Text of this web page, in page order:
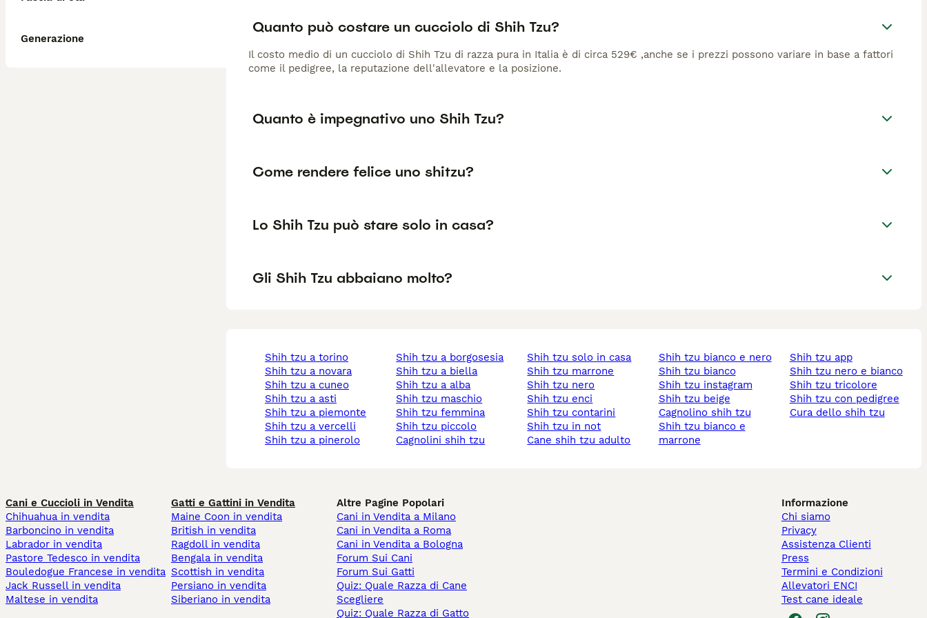
Generazione
Quanto può costare un cucciolo di Shih Tzu?
Il costo medio di un cucciolo di Shih Tzu di razza pura in Italia è di circa 529€ ,anche se i prezzi possono variare in base a fattori
come il pedigree, la reputazione dell'allevatore e la posizione.
Quanto è impegnativo uno Shih Tzu?
Come rendere felice uno shitzu?
Lo Shih Tzu può stare solo in casa?
Gli Shih Tzu abbaiano molto?
shih tzu a torino
shih tzu a novara
shih tzu a cuneo
shih tzu a asti
shih tzu a piemonte
shih tzu a vercelli
shih tzu a pinerolo
shih tzu a borgosesia
shih tzu a biella
shih tzu a alba
shih tzu maschio
shih tzu femmina
shih tzu piccolo
cagnolini shih tzu
shih tzu solo in casa
shih tzu marrone
shih tzu nero
shih tzu enci
shih tzu contarini
shih tzu in not
cane shih tzu adulto
shih tzu bianco e nero
shih tzu bianco
shih tzu instagram
shih tzu beige
cagnolino shih tzu
shih tzu bianco e
marrone
shih tzu app
shih tzu nero e bianco
shih tzu tricolore
shih tzu con pedigree
cura dello shih tzu
Cani e Cuccioli in Vendita
Chihuahua in vendita
Barboncino in vendita
Labrador in vendita
Pastore Tedesco in vendita
Bouledogue Francese in vendita
Jack Russell in vendita
Maltese in vendita
Gatti e Gattini in Vendita
Maine Coon in vendita
British in vendita
Ragdoll in vendita
Bengala in vendita
Scottish in vendita
Persiano in vendita
Siberiano in vendita
Altre Pagine Popolari
Cani in Vendita a Milano
Cani in Vendita a Roma
Cani in Vendita a Bologna
Forum Sui Cani
Forum Sui Gatti
Quiz: Quale Razza di Cane
Scegliere
Quiz: Quale Razza di Gatto
Informazione
Chi siamo
Privacy
Assistenza Clienti
Press
Termini e Condizioni
Allevatori ENCI
Test cane ideale